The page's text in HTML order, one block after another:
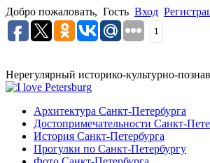
Добро пожаловать, Гость Вход
1
Нерегулярный историко-культурно-
Архитектура Санкт-Петербурга
Достопримечательности Санкт-
История Санкт-Петербурга
Прогулки по Санкт-Петербургу